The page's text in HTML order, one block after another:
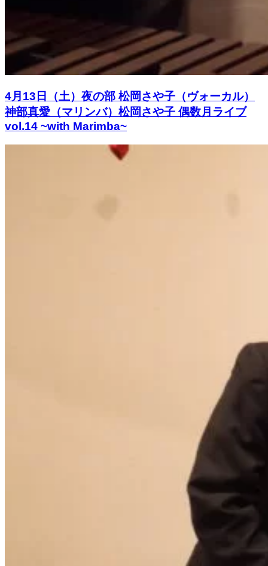
4月13日（土）夜の部 松岡さや子（ヴォーカル）
神部真愛（マリンバ）松岡さや子 偶数月ライブ
vol.14 ~with Marimba~